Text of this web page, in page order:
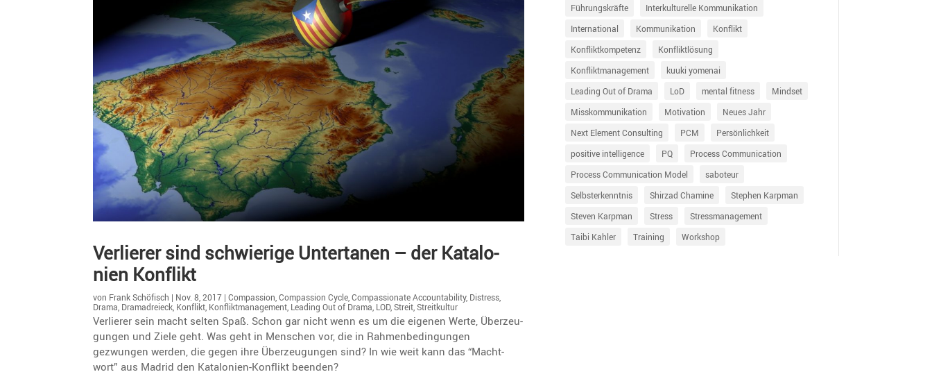
Verlierer sind schwie­rige Unter­tanen – der Katalo­
nien Konflikt
von Frank Schöfisch | Nov. 8, 2017 |Compassion ,Compassion Cycle ,Compassionate Accountability, Distress
Drama Dramadreieck Konflikt Konfliktmanagement Leading Out of Drama LOD,Streit ,Streitkultur
Verlierer sein macht selten Spaß. Schon gar nicht wenn es um die eigenen Werte, Überzeu­
gungen und Ziele geht. Was geht in Menschen vor, die in Rahmen­be­din­gungen
gezwungen werden, die gegen ihre Überzeu­gungen sind? In wie weit kann das “Macht­
wort” aus Madrid den Katalo­nien-Konflikt beenden?
Führungskräfte
Interkulturelle Kommunikation
International
Kommunikation
Konflikt
Konfliktkompetenz
Konfliktlösung
Konfliktmanagement
kuuki yomenai
Leading Out of Drama
LoD mental fitness
Mindset
Misskommunikation
Motivation
Neues Jahr
Next Element Consulting
PCM
Persönlichkeit
positive intelligence
PQ
Process Communication
Process Communication Model
saboteur
Selbsterkenntnis
Shirzad Chamine
Stephen Karpman
Steven Karpman
Stress
Stressmanagement
Taibi Kahler
Training Workshop